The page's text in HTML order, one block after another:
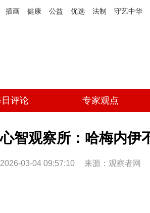
插画 健康 公益 优选 法制 守艺中华
评论 专家观点
心智观察所：哈梅内伊
2026-03-04 09:57:10 来源： 观察者网